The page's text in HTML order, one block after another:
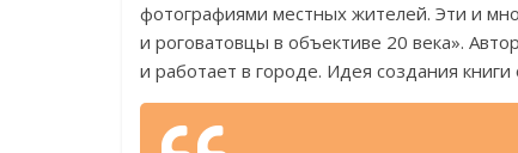
фотографиями местных жителей. Эти и
и роговатовцы в объективе 20 века». Автор
и работает в городе. Идея создания книги